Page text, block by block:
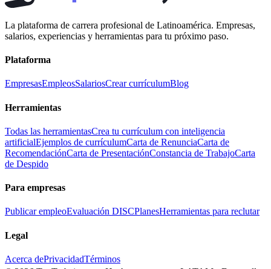
La plataforma de carrera profesional de Latinoamérica. Empresas,
salarios, experiencias y herramientas para tu próximo paso.
Plataforma
EmpresasEmpleosSalariosCrear currículumBlog
Herramientas
Todas las herramientasCrea tu currículum con inteligencia
artificialEjemplos de currículumCarta de RenunciaCarta de
RecomendaciónCarta de PresentaciónConstancia de TrabajoCarta
de Despido
Para empresas
Publicar empleoEvaluación DISCPlanesHerramientas para reclutar
Legal
Acerca dePrivacidadTérminos